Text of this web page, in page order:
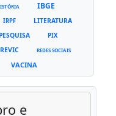
IBGE
IRPF LITERATURA
PESQUISA PIX
REDES SOCIAIS
VACINA
e